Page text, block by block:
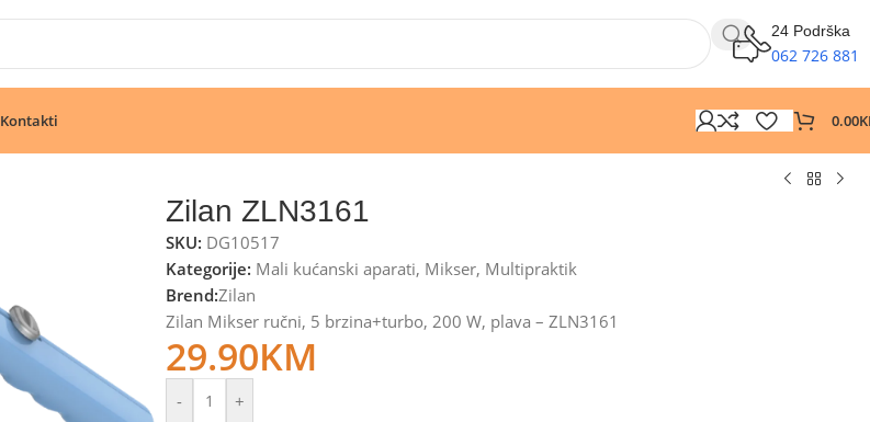
24 Podrška
062 726 881
Kontakti 0.00
Zilan ZLN3161
SKU: DG10517
Kategorije: Mali kućanski aparati, Mikser, Multipraktik
Brend:Zilan
Zilan Mikser ručni, 5 brzina+turbo, 200 W, plava – ZLN3161
29.90KM
- +